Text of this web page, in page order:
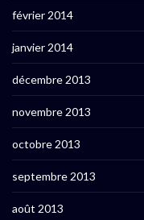
février 2014
janvier 2014
décembre 2013
novembre 2013
octobre 2013
septembre 2013
août 2013